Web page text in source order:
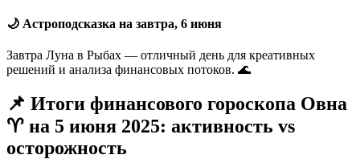
🌙 Астроподсказка на завтра, 6 июня
Завтра Луна в Рыбах — отличный день для креативных
решений и анализа финансовых потоков. 🌊
📌 Итоги финансового гороскопа Овна
♈ на 5 июня 2025: активность vs
осторожность